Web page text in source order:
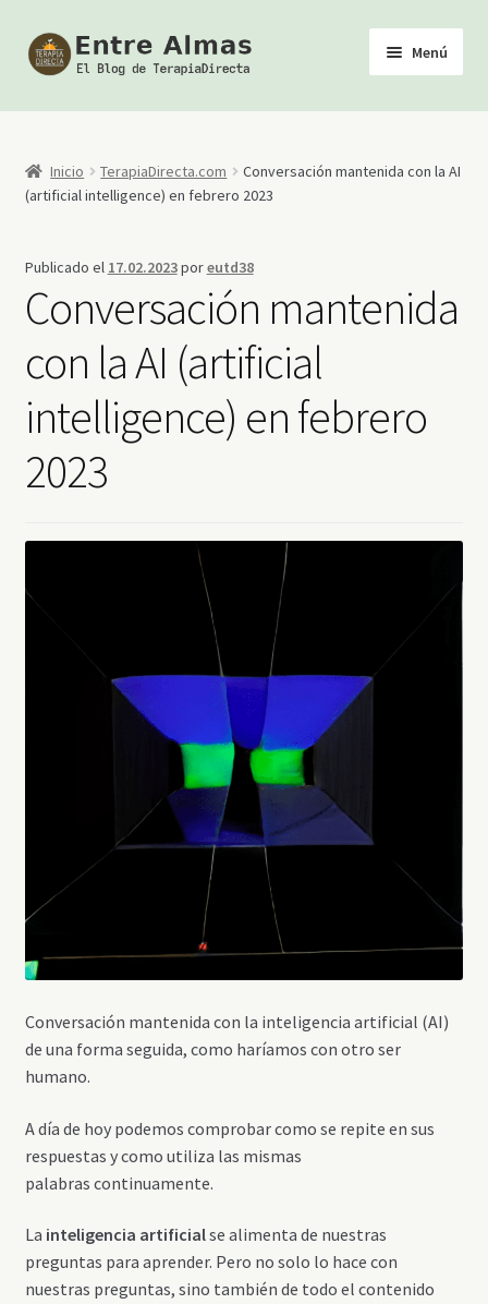
Ir
a
Ir
al
Menú
Inicio
TerapiaDirecta
Youtube
Inicio TerapiaDirecta.com
Conversación mantenida con la AI
(artificial intelligence) en febrero 2023
Publicado el 17.02.2023poreutd38
Conversación mantenida
con la AI (artificial
intelligence) en febrero
2023
Conversación mantenida con la inteligencia artificial (AI)
de una forma seguida, como haríamos con otro ser
humano.
A día de hoy podemos comprobar como se repite en sus
respuestas y como utiliza las mismas
palabras continuamente.
La inteligencia artificialse alimenta de nuestras
preguntas para aprender. Pero no solo lo hace con
nuestras preguntas, sino también de todo el contenido